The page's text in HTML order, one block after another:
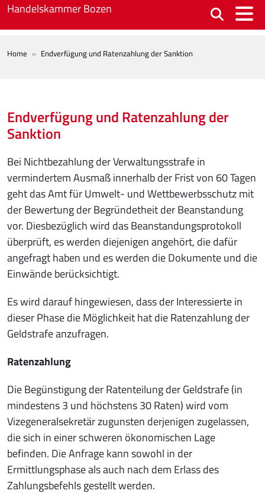
Skip to main content
Handelskammer Bozen
BREADCRUMB
Home Endverfügung und Ratenzahlung der Sanktion
Endverfügung und Ratenzahlung der
Sanktion
Bei Nichtbezahlung der Verwaltungsstrafe in
vermindertem Ausmaß innerhalb der Frist von 60 Tagen
geht das Amt für Umwelt- und Wettbewerbsschutz mit
der Bewertung der Begründetheit der Beanstandung
vor. Diesbezüglich wird das Beanstandungsprotokoll
überprüft, es werden diejenigen angehört, die dafür
angefragt haben und es werden die Dokumente und die
Einwände berücksichtigt.
Es wird darauf hingewiesen, dass der Interessierte in
dieser Phase die Möglichkeit hat die Ratenzahlung der
Geldstrafe anzufragen.
Ratenzahlung
Die Begünstigung der Ratenteilung der Geldstrafe (in
mindestens 3 und höchstens 30 Raten) wird vom
Vizegeneralsekretär zugunsten derjenigen zugelassen,
die sich in einer schweren ökonomischen Lage
befinden. Die Anfrage kann sowohl in der
Ermittlungsphase als auch nach dem Erlass des
Zahlungsbefehls gestellt werden.